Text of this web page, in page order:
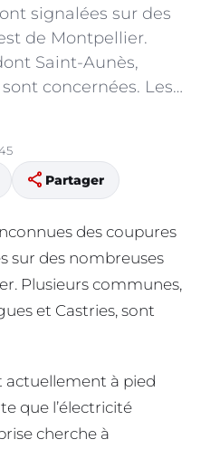
signalées sur des
de Montpellier.
Saint-Aunès,
concernées. Les…
share Partager
des coupures
sur des nombreuses
Plusieurs communes,
et Castries, sont
actuellement à pied
que l’électricité
cherche à